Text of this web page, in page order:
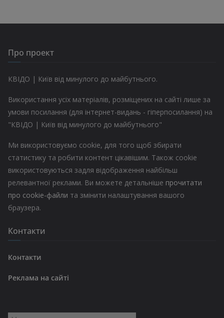
Про проект
КВІДО | Київ від минулого до майбутнього.
Використання усіх матеріалів, розміщених на сайті лише за
умови посилання (для інтернет-видань - гіперпосилання) на
"КВІДО | Київ від минулого до майбутнього"
Ми використовуємо cookie, для того щоб збирати
статистику та робити контент цікавішим. Також cookie
використовуються задля відображення найбільш
релевантної реклами. Ви можете детальніше прочитати
про cookie-файли та змінити налаштування вашого
браузера.
Контакти
Контакти
Реклама на сайті